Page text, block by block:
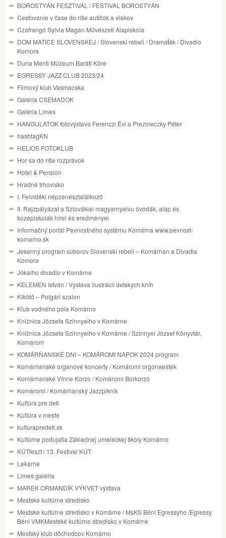
BOROSTYÁN FESZTIVÁL / FESTIVAL BOROSTYÁN
Cestovanie v čase do ríše autíčok a vlakov
Czafrangó Sylvia Magán Művészeti Alapiskola
DOM MATICE SLOVENSKEJ / Slovenskí rebeli / Dramaťák / Divadlo
Komora
Duna Menti Múzeum Baráti Köre
EGRESSY JAZZ CLUB 2023/24
Filmový klub Vasmacska
Galéria CSEMADOK
Galéria Limes
HANGULATOK fotovýstava Ferenczi Évi a Prezmeczky Péter
hashtagKN
HELIOS FOTOKLUB
Hor sa do ríše rozprávok
Hotel & Pension
Hradné trhovisko
I. Felvidéki népzenésztalálkozó
II. Rajzpályázat a Szlovákiai magyarnyelvu óvodák, alap és
kozépiskolák hírei és eredményei
Informačný portál Pevnostného systému Komárna www.pevnost-
komarno.sk
Jesenný program súborov Slovenskí rebeli – Komárňan a Divadla
Komora
Jókaiho divadlo v Komárne
KELEMEN István / Výstava ilustrácií detských kníh
Kikötő – Polgári szalon
Klub vodného póla Komárno
Knižnica Józsefa Szinnyeiho v Komárne
Knižnica Józsefa Szinnyeiho v Komárne / Szinnyei József Könyvtár,
Komárom
KOMÁRŇANSKÉ DNI – KOMÁROMI NAPOK 2024 program
Komárňanské organové koncerty / Komáromi orgonaesték
Komárňanské Vínne Korzo / Komáromi Borkorzó
Komáromi / Komárňanský Jazzpiknik
Kultúra pre deti
Kultúra v meste
kulturapredeti.sk
Kultúrne podujatia Základnej umeleckej školy Komárno
KÚTfeszt / 13. Festival KÚT
Lekárne
Limes galéria
MAREK ORMANDÍK VÝKVET výstava
Mestské kultúrne stredisko
Mestské kultúrne stredisko v Komárne / MsKS Béni Egressyho /Egressy
Béni VMKMestské kultúrne stredisko v Komárne
Mestský klub dôchodcov Komárno